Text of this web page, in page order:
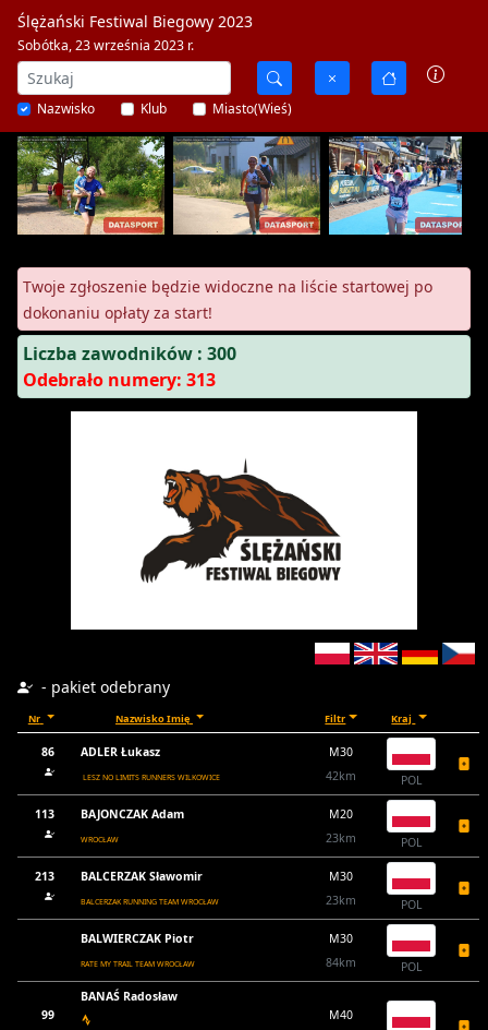
Ślężański Festiwal Biegowy 2023
Sobótka, 23 września 2023 r.
Nazwisko Klub Miasto(Wieś)
Twoje zgłoszenie będzie widoczne na liście startowej po
dokonaniu opłaty za start!
Liczba zawodników : 300
Odebrało numery: 313
- pakiet odebrany
Nr Nazwisko Imię Filtr Kraj
86 ADLER Łukasz
LESZ NO LIMITS RUNNERS WILKOWICE
M30
42km
POL
113 BAJONCZAK Adam
WROCŁAW
M20
23km
POL
213 BALCERZAK Sławomir
BALCERZAK RUNNING TEAM WROCŁAW
M30
23km
POL
BALWIERCZAK Piotr
RATE MY TRAIL TEAM WROCŁAW
M30
84km
POL
99
BANAŚ Radosław
M40